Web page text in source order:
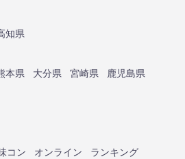
知県
本県 大分県 宮崎県
鹿児島県
コン オンライン ランキング